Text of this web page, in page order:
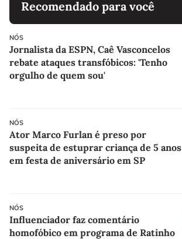
Recomendado para você
NÓS
Jornalista da ESPN, Caê Vasconcelos
rebate ataques transfóbicos: 'Tenho
orgulho de quem sou'
NÓS
Ator Marco Furlan é preso por
suspeita de estuprar criança de 5 anos
em festa de aniversário em SP
NÓS
Influenciador faz comentário
homofóbico em programa de Ratinho